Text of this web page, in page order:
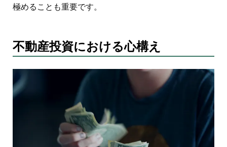
極めることも重要です。
不動産投資における心構え